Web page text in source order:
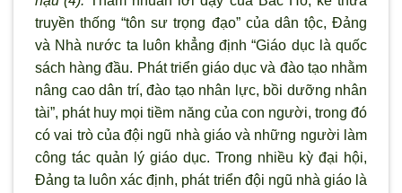
truyền thống “tôn sư trọng đạo” của dân tộc, Đảng
và Nhà nước ta luôn khẳng định “Giáo dục là quốc
sách hàng đầu. Phát triển giáo dục và đào tạo nhằm
nâng cao dân trí, đào tạo nhân lực, bồi dưỡng nhân
tài”, phát huy mọi tiềm năng của con người, trong đó
có vai trò củađội ngũ nhà giáo và những người làm
công tác quản lý giáo dục. Trong nhiều kỳ đại hội,
Đảng ta luôn xác định, phát triển đội ngũ nhà giáo là